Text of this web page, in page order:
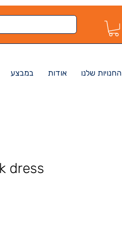
במבצע אודות החנויות שלנו
dress